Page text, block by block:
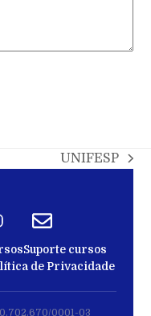
UNIFESP
Suporte cursos
de Privacidade
0001-03